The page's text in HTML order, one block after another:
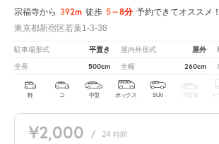
宗福寺から 392m 徒歩 5～8分 予約できてオススメ！
東京都新宿区若葉1-3-38
駐車場形式 平置き 屋内外形式 屋外
全長 500cm 全幅 260cm
軽 コ 中型 ボックス SUV 大型車
¥2,000 / 24 時間